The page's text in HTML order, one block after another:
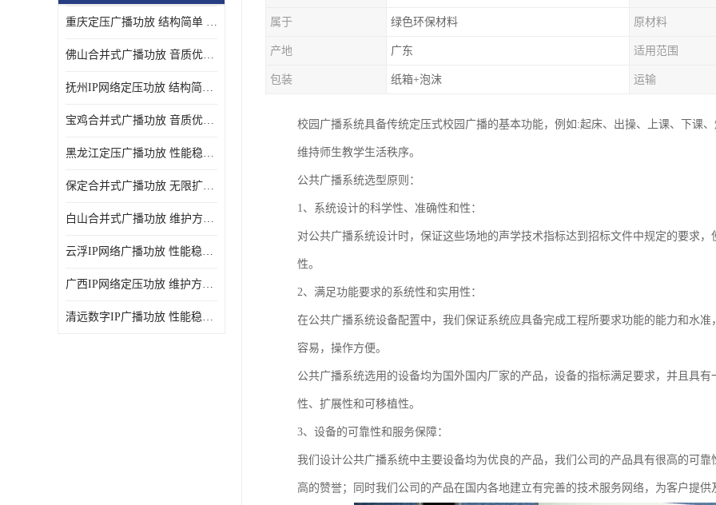
重庆定压广播功放 结构简单 传输距离远
佛山合并式广播功放 音质优美清晰 输出电压大 电流小
抚州IP网络定压功放 结构简单 多应用于公共场合
宝鸡合并式广播功放 音质优美清晰 维护方便
黑龙江定压广播功放 性能稳定 无限扩容
保定合并式广播功放 无限扩容 设计结构简单
白山合并式广播功放 维护方便 多应用于公共场合
云浮IP网络广播功放 性能稳定 设计结构简单
广西IP网络定压功放 维护方便 多应用于公共场合
清远数字IP广播功放 性能稳定 传输距离远
属于 绿色环保材料 原材料
产地 广东 适用范围
包装 纸箱+泡沫 运输
校园广播系统具备传统定压式校园广播的基本功能，例如:起床、出操、上课、下课
维持师生教学生活秩序。
公共广播系统选型原则：
1、系统设计的科学性、准确性和性：
对公共广播系统设计时，保证这些场地的声学技术指标达到招标文件中规定的要求
性。
2、满足功能要求的系统性和实用性：
在公共广播系统设备配置中，我们保证系统应具备完成工程所要求功能的能力和水
容易，操作方便。
公共广播系统选用的设备均为国外国内厂家的产品，设备的指标满足要求，并且具
性、扩展性和可移植性。
3、设备的可靠性和服务保障：
我们设计公共广播系统中主要设备均为优良的产品，我们公司的产品具有很高的可
高的赞誉；同时我们公司的产品在国内各地建立有完善的技术服务网络，为客户提供